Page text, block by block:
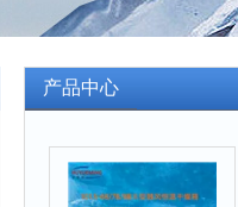
产品中心